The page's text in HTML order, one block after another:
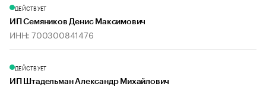
ДЕЙСТВУЕТ
ИП Семяников Денис Максимович
ИНН: 700300841476
ДЕЙСТВУЕТ
ИП Штадельман Александр Михайлович